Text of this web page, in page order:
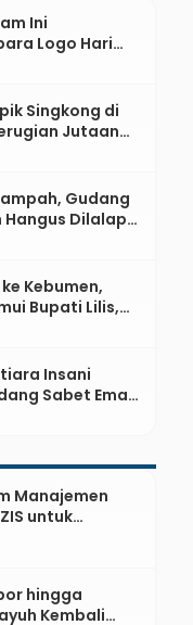
Ini
Logo Hari
Kebumen
Singkong di
Jutaan
Gudang
Dilalap
Kebumen,
Bupati Lilis,
Insani
Sabet Emas
Suci
Manajemen
untuk
IKAL
hingga
Kembali